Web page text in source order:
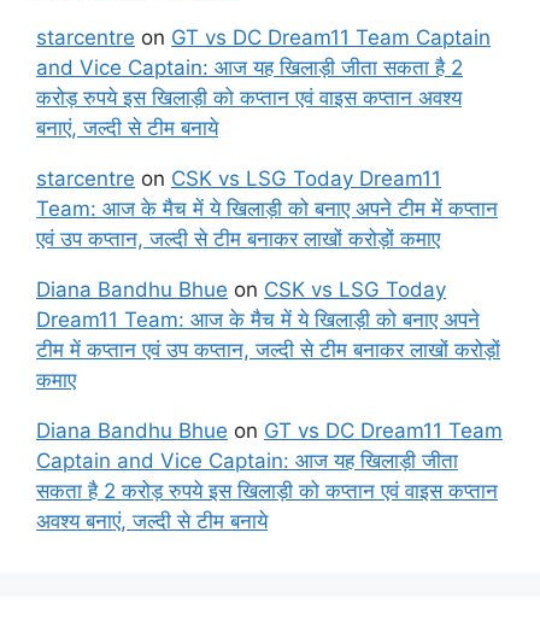
starcentre on GT vs DC Dream11 Team Captain
and Vice Captain: आज यह खिलाड़ी जीता सकता है 2
करोड़ रुपये इस खिलाड़ी को कप्तान एवं वाइस कप्तान अवश्य
बनाएं, जल्दी से टीम बनाये
starcentre on CSK vs LSG Today Dream11
Team: आज के मैच में ये खिलाड़ी को बनाए अपने टीम में कप्तान
एवं उप कप्तान, जल्दी से टीम बनाकर लाखों करोड़ों कमाए
Diana Bandhu Bhue on CSK vs LSG Today
Dream11 Team: आज के मैच में ये खिलाड़ी को बनाए अपने
टीम में कप्तान एवं उप कप्तान, जल्दी से टीम बनाकर लाखों करोड़ों
कमाए
Diana Bandhu Bhue on GT vs DC Dream11 Team
Captain and Vice Captain: आज यह खिलाड़ी जीता
सकता है 2 करोड़ रुपये इस खिलाड़ी को कप्तान एवं वाइस कप्तान
अवश्य बनाएं, जल्दी से टीम बनाये